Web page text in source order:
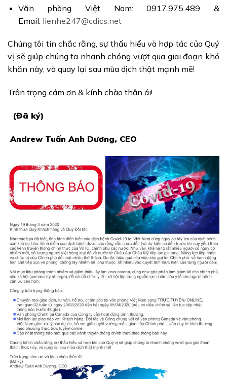
Văn phòng Việt Nam: 0917.975.489 &
Email: lienhe247@cdics.net
Chúng tôi tin chắc rằng, sự thấu hiểu và hợp tác của Quý
vị sẽ giúp chúng ta nhanh chóng vượt qua giai đoạn khó
khăn này, và quay lại sau mùa dịch thật mạnh mẽ!
Trân trọng cám ơn & kính chào thân ái!
(Đã ký)
Andrew Tuấn Anh Dương, CEO